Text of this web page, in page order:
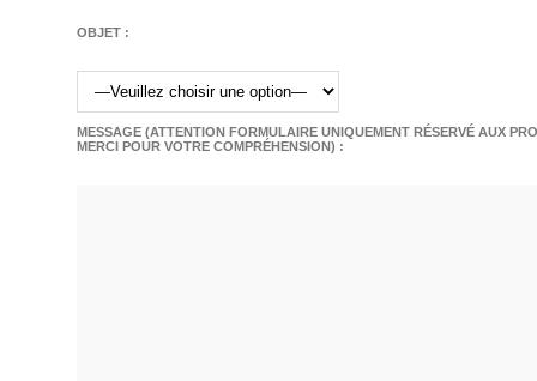
OBJET :
MESSAGE (ATTENTION FORMULAIRE UNIQUEMENT RÉSERVÉ AUX
MERCI POUR VOTRE COMPRÉHENSION) :